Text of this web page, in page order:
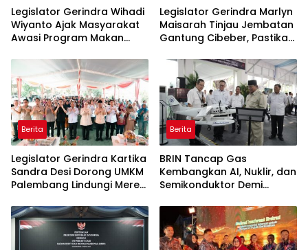
Legislator Gerindra Wihadi
Wiyanto Ajak Masyarakat
Awasi Program Makan
Sasaran
Legislator Gerindra Marlyn
Maisarah Tinjau Jembatan
Gantung Cibeber, Pastikan
Berita
Legislator Gerindra Kartika
Sandra Desi Dorong UMKM
Palembang Lindungi Merek
Berita
BRIN Tancap Gas
Kembangkan AI, Nuklir, dan
Semikonduktor Demi
Indonesia